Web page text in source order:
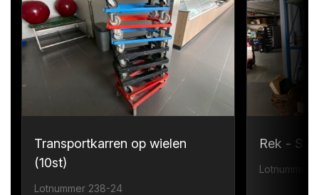
Transportkarren op wielen
(10st)
Lotnummer 238-24
Rek -
Lotnummer